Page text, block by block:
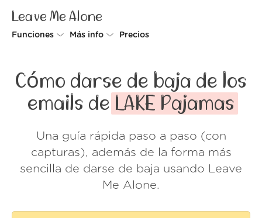
Leave Me Alone
Funciones
Spam Blocker
Do-not-disturb
Más info
Cómo funciona
Seguridad
Muro de amor
FAQ
Precios
Cómo darse de baja de los
emails de LAKE Pajamas
Una guía rápida paso a paso (con
capturas), además de la forma más
sencilla de darse de baja usando Leave
Me Alone.